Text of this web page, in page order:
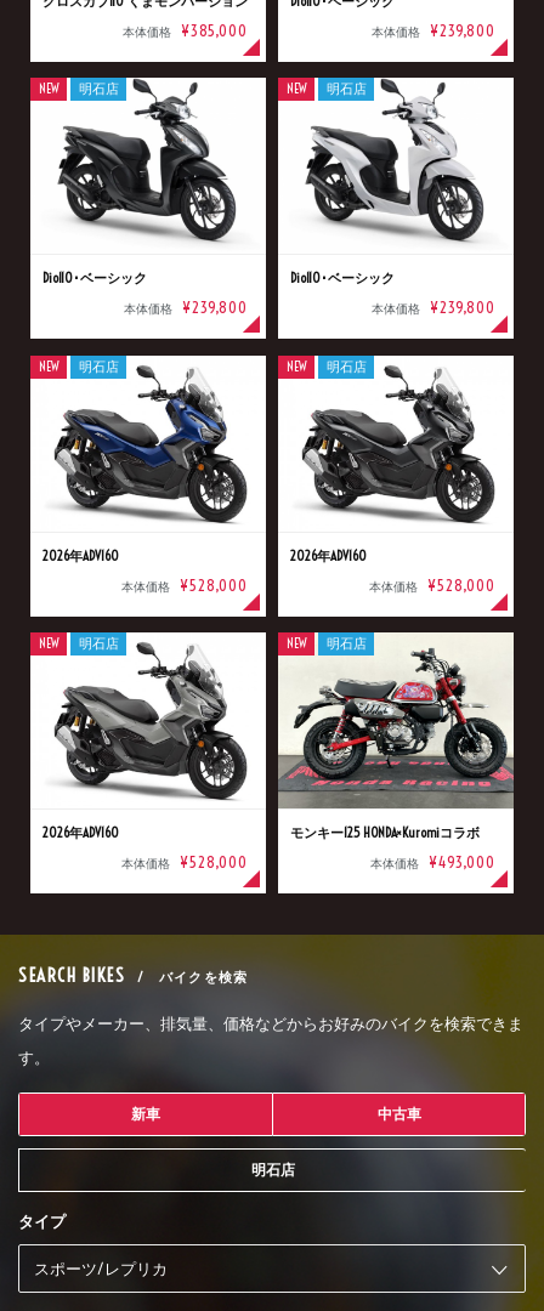
本体価格 ¥385,000 本体価格 ¥239,800
Dio110･ベーシック
本体価格 ¥239,800
NEW 明石店
Dio110･ベーシック
本体価格 ¥239,800
NEW 明石店
2026年ADV160
本体価格 ¥528,000
NEW 明石店
2026年ADV160
本体価格 ¥528,000
NEW 明石店
2026年ADV160
本体価格 ¥528,000
NEW 明石店
モンキー125 HONDA×Kuromiコラボ
本体価格 ¥493,000
NEW 明石店
SEARCH BIKES / バイクを検索
タイプやメーカー、排気量、価格などからお好みのバイクを検索できま
す。
新車 中古車
明石店
タイプ